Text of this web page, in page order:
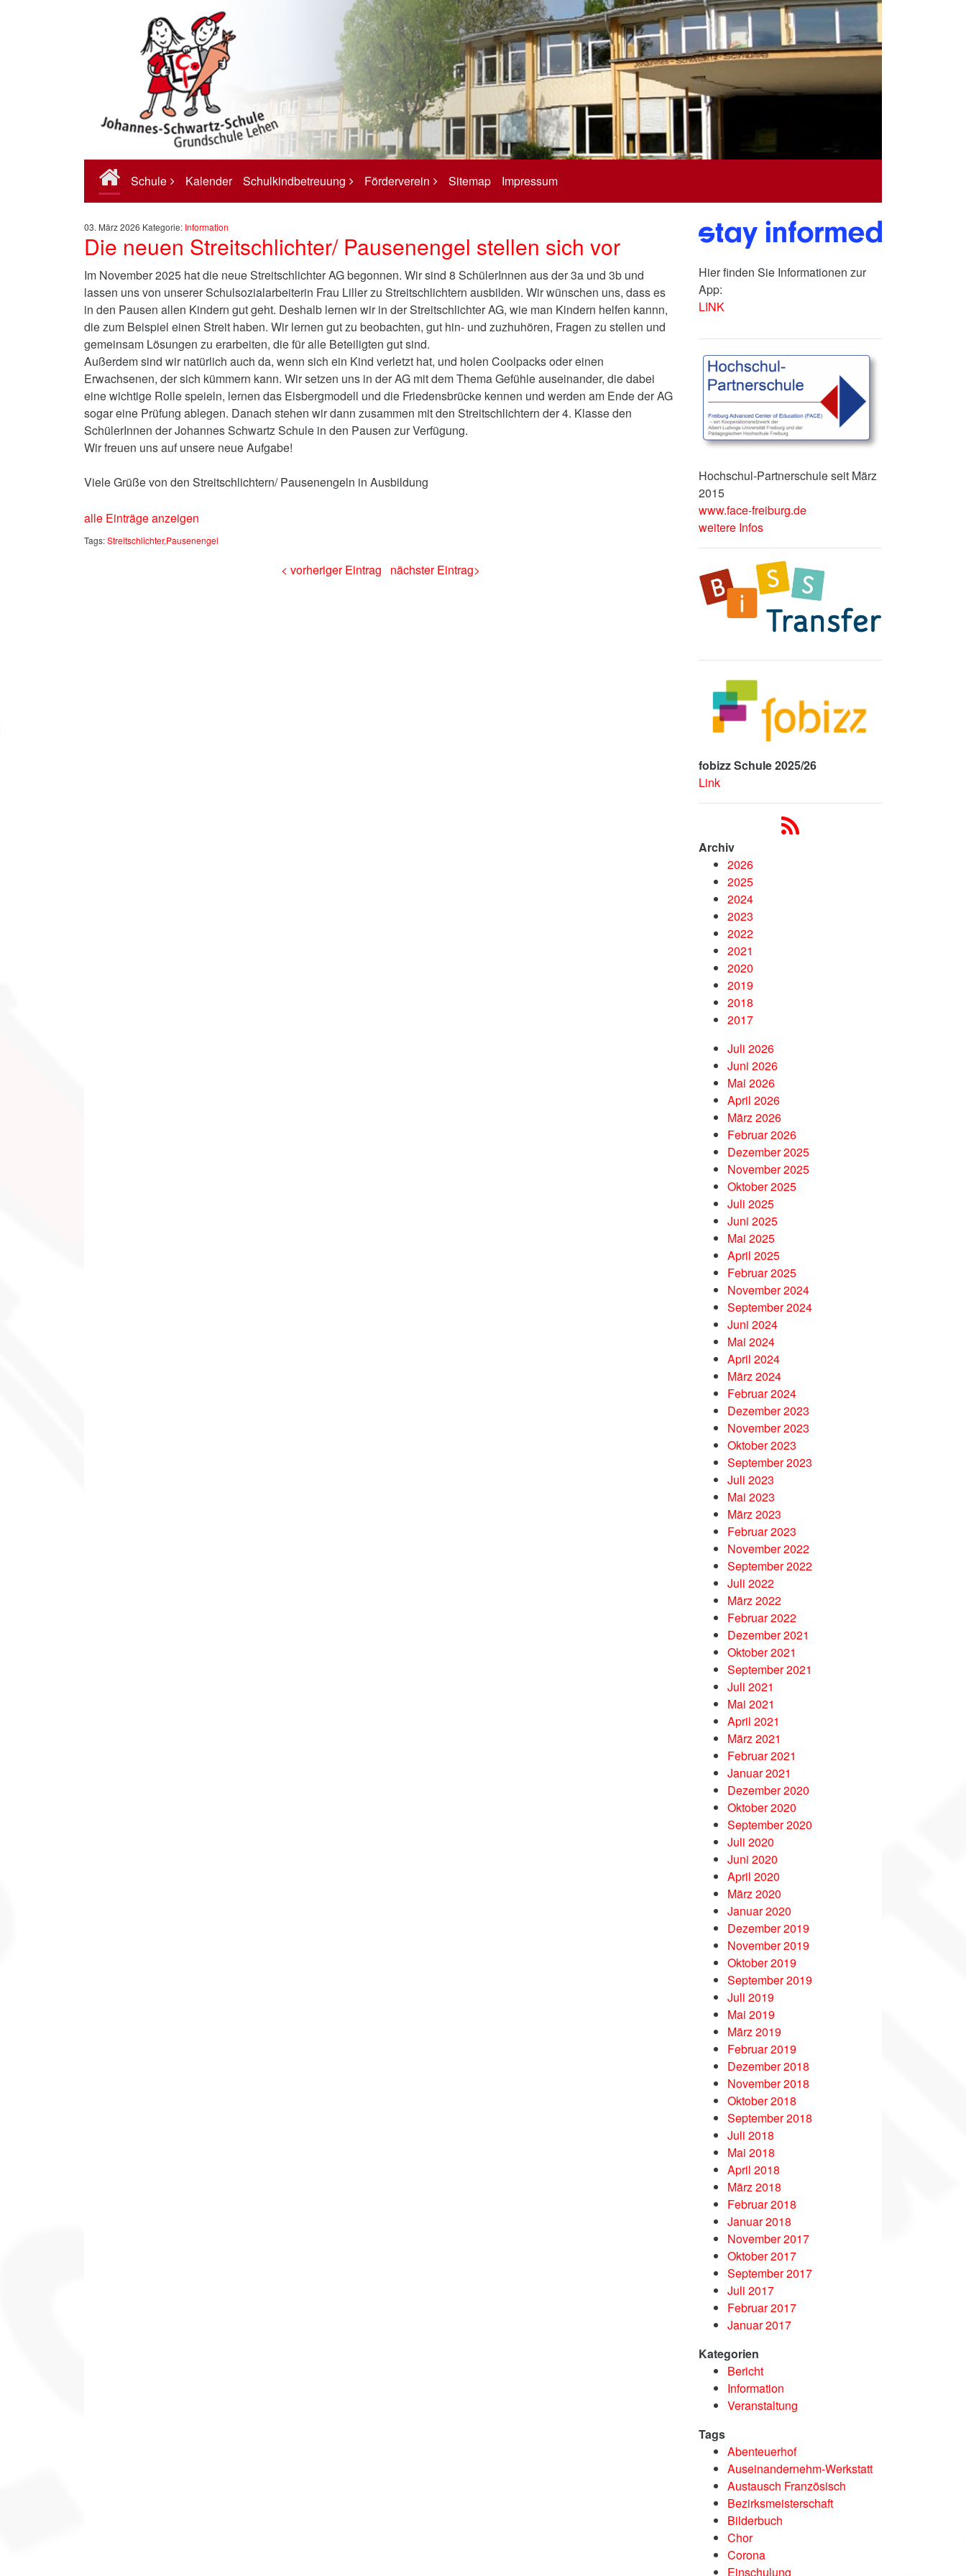
Schule Kalender Schulkindbetreuung Förderverein Sitemap Impressum
03. März 2026 Kategorie: Information
Die neuen Streitschlichter/ Pausenengel stellen sich vor
Im November 2025 hat die neue Streitschlichter AG begonnen. Wir sind 8 SchülerInnen aus der 3a und 3b und
lassen uns von unserer Schulsozialarbeiterin Frau Liller zu Streitschlichtern ausbilden. Wir wünschen uns, dass es
in den Pausen allen Kindern gut geht. Deshalb lernen wir in der Streitschlichter AG, wie man Kindern helfen kannn,
die zum Beispiel einen Streit haben. Wir lernen gut zu beobachten, gut hin- und zuzhuhören, Fragen zu stellen und
gemeinsam Lösungen zu erarbeiten, die für alle Beteiligten gut sind.
Außerdem sind wir natürlich auch da, wenn sich ein Kind verletzt hat, und holen Coolpacks oder einen
Erwachsenen, der sich kümmern kann. Wir setzen uns in der AG mit dem Thema Gefühle auseinander, die dabei
eine wichtige Rolle speieln, lernen das Eisbergmodell und die Friedensbrücke kennen und werden am Ende der AG
sogar eine Prüfung ablegen. Danach stehen wir dann zusammen mit den Streitschlichtern der 4. Klasse den
SchülerInnen der Johannes Schwartz Schule in den Pausen zur Verfügung.
Wir freuen uns auf unsere neue Aufgabe!
Viele Grüße von den Streitschlichtern/ Pausenengeln in Ausbildung
alle Einträge anzeigen
Tags:Streitschlichter,Pausenengel
< vorheriger Eintrag nächster Eintrag>
Hier finden Sie Informationen zur
App:
LINK
Hochschul-Partnerschule seit März
2015
www.face-freiburg.de
weitere Infos
fobizz Schule 2025/26
Link
Archiv
2026
2025
2024
2023
2022
2021
2020
2019
2018
2017
Juli 2026
Juni 2026
Mai 2026
April 2026
März 2026
Februar 2026
Dezember 2025
November 2025
Oktober 2025
Juli 2025
Juni 2025
Mai 2025
April 2025
Februar 2025
November 2024
September 2024
Juni 2024
Mai 2024
April 2024
März 2024
Februar 2024
Dezember 2023
November 2023
Oktober 2023
September 2023
Juli 2023
Mai 2023
März 2023
Februar 2023
November 2022
September 2022
Juli 2022
März 2022
Februar 2022
Dezember 2021
Oktober 2021
September 2021
Juli 2021
Mai 2021
April 2021
März 2021
Februar 2021
Januar 2021
Dezember 2020
Oktober 2020
September 2020
Juli 2020
Juni 2020
April 2020
März 2020
Januar 2020
Dezember 2019
November 2019
Oktober 2019
September 2019
Juli 2019
Mai 2019
März 2019
Februar 2019
Dezember 2018
November 2018
Oktober 2018
September 2018
Juli 2018
Mai 2018
April 2018
März 2018
Februar 2018
Januar 2018
November 2017
Oktober 2017
September 2017
Juli 2017
Februar 2017
Januar 2017
Kategorien
Bericht
Information
Veranstaltung
Tags
Abenteuerhof
Auseinandernehm-Werkstatt
Austausch Französisch
Bezirksmeisterschaft
Bilderbuch
Chor
Corona
Einschulung